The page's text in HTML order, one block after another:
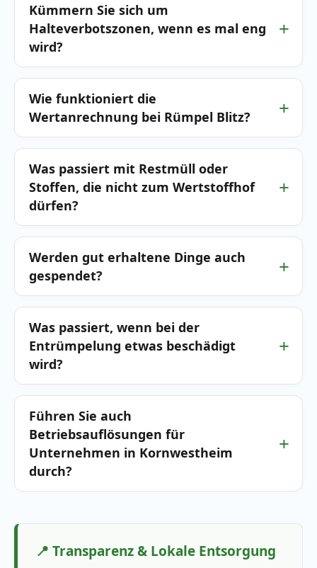
Kümmern Sie sich um
Halteverbotszonen, wenn es mal eng
wird?
Wie funktioniert die
Wertanrechnung bei Rümpel Blitz?
Was passiert mit Restmüll oder
Stoffen, die nicht zum Wertstoffhof
dürfen?
Werden gut erhaltene Dinge auch
gespendet?
Was passiert, wenn bei der
Entrümpelung etwas beschädigt
wird?
Führen Sie auch
Betriebsauflösungen für
Unternehmen in Kornwestheim
durch?
📍 Transparenz & Lokale Entsorgung